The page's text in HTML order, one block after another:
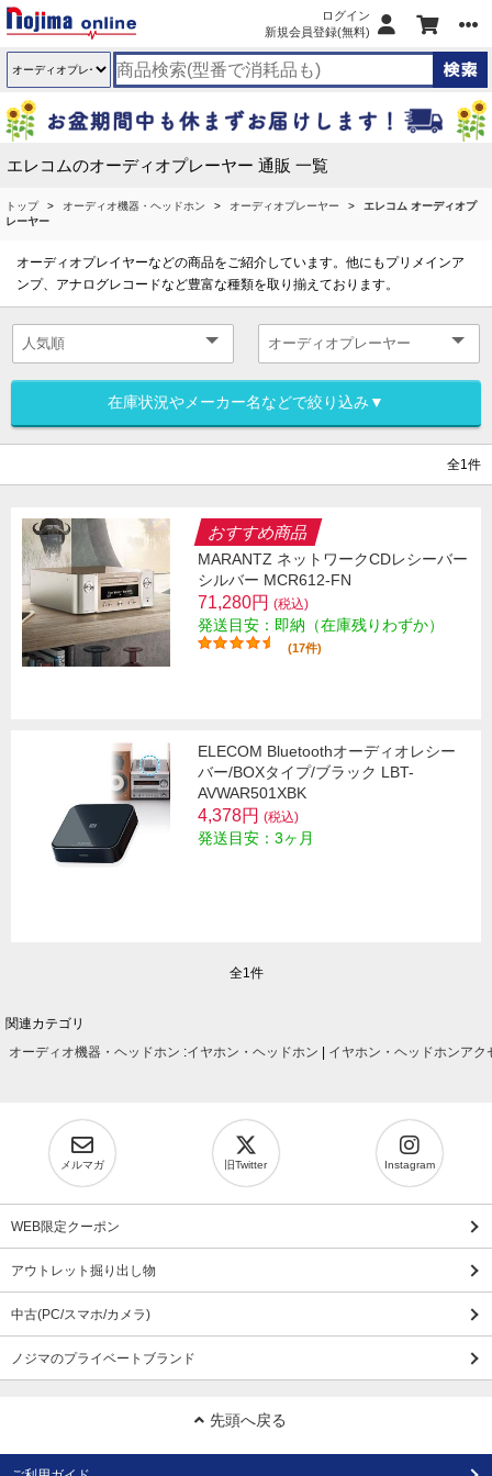
ログイン
新規会員登録(無料)
エレコムのオーディオプレーヤー 通販 一覧
トップ オーディオ機器・ヘッドホン オーディオプレーヤー
エレコム オーディオプ
レーヤー
オーディオプレイヤーなどの商品をご紹介しています。他にもプリメインア
ンプ、アナログレコードなど豊富な種類を取り揃えております。
在庫状況やメーカー名などで絞り込み▼
全1件
おすすめ商品
MARANTZ ネットワークCDレシーバー
シルバー MCR612-FN
71,280円 (税込)
発送目安：即納（在庫残りわずか）
(17件)
ELECOM Bluetoothオーディオレシー
バー/BOXタイプ/ブラック LBT-
AVWAR501XBK
4,378円 (税込)
発送目安：3ヶ月
全1件
関連カテゴリ
オーディオ機器・ヘッドホン :イヤホン・ヘッドホン イヤホン・ヘッドホンアク
メルマガ 旧Twitter Instagram
WEB限定クーポン
アウトレット掘り出し物
中古(PC/スマホ/カメラ)
ノジマのプライベートブランド
先頭へ戻る